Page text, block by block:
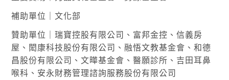
補助單位｜文化部
贊助單位｜瑞寶控股有限公司、富邦金控、信義房
屋、閎康科技股份有限公司、融悟文教基金會、和德
昌股份有限公司、文曄基金會、醫願診所、吉田耳鼻
喉科、安永財務管理諮詢服務股份有限公司